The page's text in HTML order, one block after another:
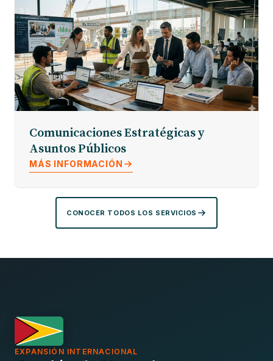
Comunicaciones Estratégicas y
Asuntos Públicos
MÁS INFORMACIÓN
CONOCER TODOS LOS SERVICIOS
EXPANSIÓN INTERNACIONAL